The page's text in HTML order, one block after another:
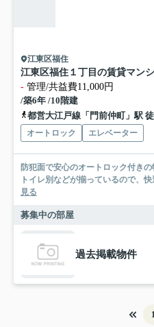
江東区福住
江東区福住１丁目の賃貸マン
- 管理/共益費11,000円
/築6年 /10階建
都営大江戸線「門前仲町」駅
オートロック エレベーター
防犯面で安心のオートロック付き
トイレ別などが揃っているので、
見る
募集中の部屋
過去掲載物件